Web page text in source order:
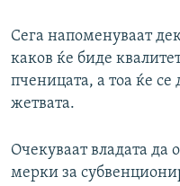
Сега напоменуваат
каков ќе биде
пченицата, а тоа ќе се
жетвата.
Очекуваат владата да
мерки за